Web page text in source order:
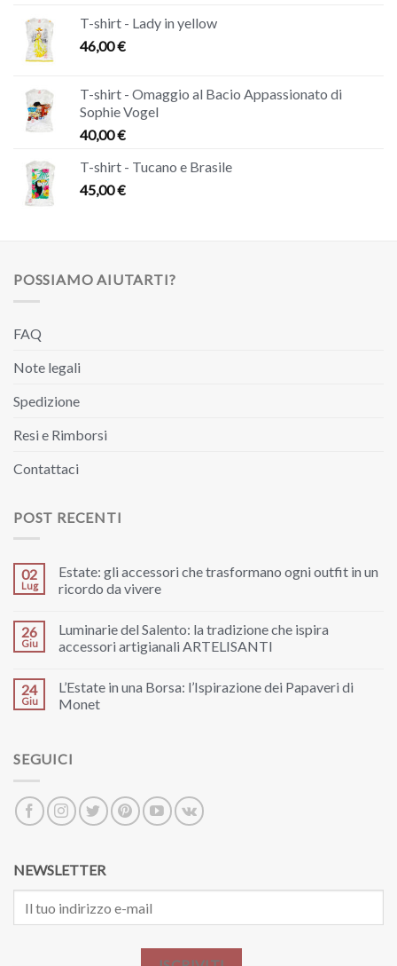
T-shirt - Lady in yellow
46,00€
T-shirt - Omaggio al Bacio Appassionato di
Sophie Vogel
40,00€
T-shirt - Tucano e Brasile
45,00€
POSSIAMO AIUTARTI?
FAQ
Note legali
Spedizione
Resi e Rimborsi
Contattaci
POST RECENTI
02
Lug
Estate: gli accessori che trasformano ogni outfit in un
ricordo da vivere
26
Giu
Luminarie del Salento: la tradizione che ispira
accessori artigianali ARTELISANTI
24
Giu
L’Estate in una Borsa: l’Ispirazione dei Papaveri di
Monet
SEGUICI
NEWSLETTER